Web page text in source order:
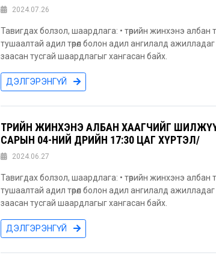
2024.07.26
Тавигдах болзол, шаардлага: • төрийн жинхэнэ
тушаалтай адил төрөл болон адил ангилалд
заасан тусгай шаардлагыг хангасан байх.
ДЭЛГЭРЭНГҮЙ
ТӨРИЙН ЖИНХЭНЭ АЛБАН ХААГЧИЙГ
САРЫН 04-НИЙ ӨДРИЙН 17:30 ЦАГ ХҮРТЭЛ/
2024.06.27
Тавигдах болзол, шаардлага: • төрийн жинхэнэ
тушаалтай адил төрөл болон адил ангилалд
заасан тусгай шаардлагыг хангасан байх.
ДЭЛГЭРЭНГҮЙ